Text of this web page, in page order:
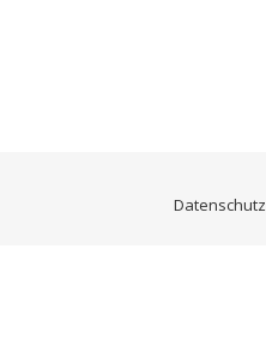
Datenschutz